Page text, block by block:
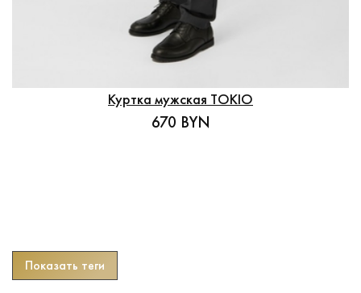
Куртка мужская TOKIO
670 BYN